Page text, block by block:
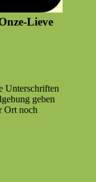
Lieve
Unter­schriften
geben
Ort noch